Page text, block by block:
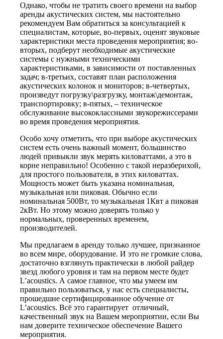
Однако, чтобы не тратить своего времени на выбор
аренды акустических систем, мы настоятельно
рекомендуем Вам обратиться за консультацией к
специалистам, которые, во-первых, оценят звуковые
характеристики места проведения мероприятия; во-
вторых, подберут необходимые акустические
системы с нужными техническими
характеристиками, в зависимости от поставленных
задач; в-третьих, составят план расположения
акустических колонок и мониторов; в-четвертых,
произведут погрузку\разгрузку, монтаж\демонтаж,
транспортировку; в-пятых, – техническое
обслуживание высококлассными звукорежиссерами
во время проведения мероприятия.
Особо хочу отметить, что при выборе акустических
систем есть очень важный момент, большинство
людей привыкли звук мерять киловаттами, а это в
корне неправильно! Особенно с такой неразберихой,
для простого пользователя, в этих киловаттах.
Мощность может быть указана номинальная,
музыкальная или пиковая. Обычно если
номинальная 500Вт, то музыкальная 1Квт а пиковая
2кВт. Но этому можно доверять только у
нормальных, проверенных временем,
производителей.
Мы предлагаем в аренду только лучшее, признанное
во всем мире, оборудование. И это не громкие слова,
достаточно взглянуть практически в любой райдер
звезд любого уровня и там на первом месте будет
L’acoustics. А самое главное, что мы умеем им
правильно пользоваться, у нас есть специалисты,
прошедшие сертифицированное обучение от
L’acoustics. Всё это гарантирует отличный,
качественный звук на Вашем мероприятии, если Вы
нам доверите техническое обеспечение Вашего
мероприятия.